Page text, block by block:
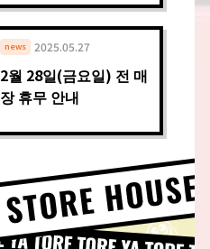
news
2월 28일(금요일) 전 매
장 휴무 안내
2025.05.27